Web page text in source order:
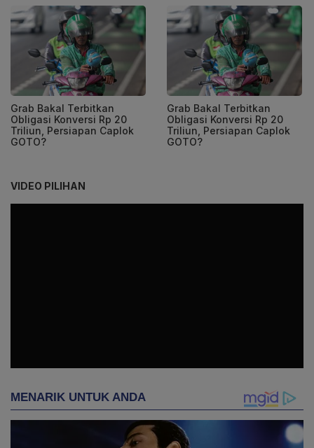
Grab Bakal Terbitkan
Obligasi Konversi Rp 20
Triliun, Persiapan Caplok
GOTO?
Grab Bakal Terbitkan
Obligasi Konversi Rp 20
Triliun, Persiapan Caplok
GOTO?
VIDEO PILIHAN